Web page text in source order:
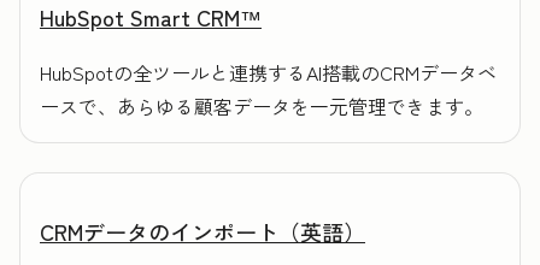
HubSpot Smart CRM™
HubSpotの全ツールと連携するAI搭載のCRMデータベ
ースで、あらゆる顧客データを一元管理できます。
CRMデータのインポート（英語）